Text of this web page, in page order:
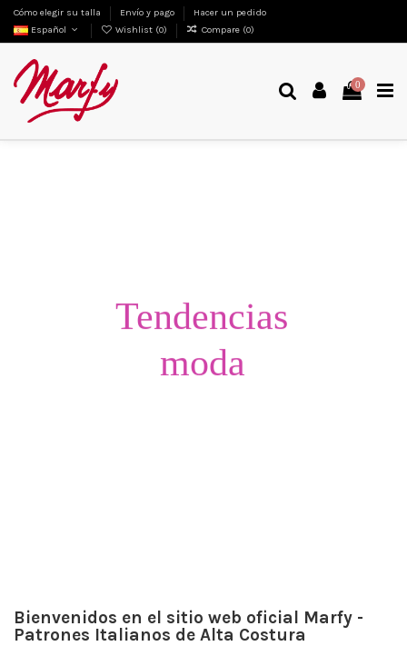
Cómo elegir su talla Envío y pago
Hacer un pedido
Español
Wishlist (0) Compare (0)
0
moda
Tendencias
Bienvenidos en el sitio web oficial Marfy -
Patrones Italianos de Alta Costura